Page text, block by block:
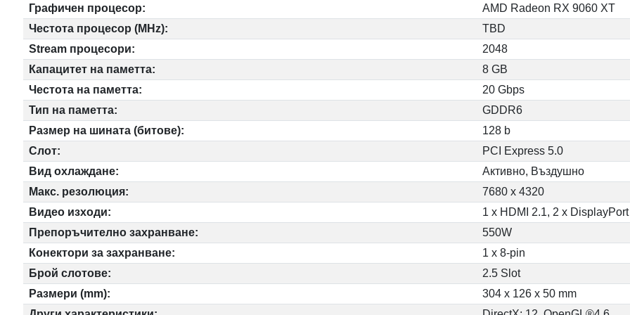
Графичен процесор:
AMD Radeon RX 9060 XT
Честота процесор (MHz):
TBD
Stream процесори:
2048
Капацитет на паметта:
8 GB
Честота на паметта:
20 Gbps
Тип на паметта:
GDDR6
Размер на шината (битове):
128 b
Слот:
PCI Express 5.0
Вид охлаждане:
Активно, Въздушно
Макс. резолюция:
7680 x 4320
Видео изходи:
1 x HDMI 2.1, 2 x
Препоръчително захранване:
550W
Конектори за захранване:
1 x 8-pin
Брой слотове:
2.5 Slot
Размери (mm):
304 x 126 x 50 mm